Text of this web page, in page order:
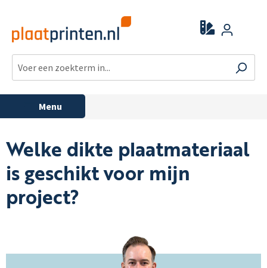
Menu
Welke dikte plaatmateriaal
is geschikt voor mijn
project?